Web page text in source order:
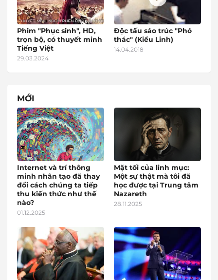
Phim "Phục sinh", HD,
trọn bộ, có thuyết minh
Tiếng Việt
29.03.2024
Độc tấu sáo trúc "Phó
thác" (Kiều Linh)
14.04.2018
MỚI
Internet và trí thông
minh nhân tạo đã thay
đổi cách chúng ta tiếp
thu kiến thức như thế
nào?
01.12.2025
Mặt tối của linh mục:
Một sự thật mà tôi đã
học được tại Trung tâm
Nazareth
28.11.2025